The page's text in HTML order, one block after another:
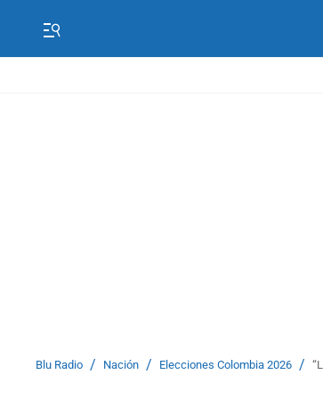
Blu Radio / Nación / Elecciones Colombia 2026 /